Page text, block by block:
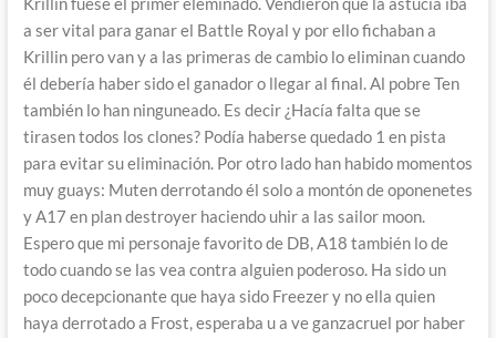
a ser vital para ganar el Battle Royal y por ello fichaban a
Krillin pero van y a las primeras de cambio lo eliminan cuando
él debería haber sido el ganador o llegar al final. Al pobre Ten
también lo han ninguneado. Es decir ¿Hacía falta que se
tirasen todos los clones? Podía haberse quedado 1 en pista
para evitar su eliminación. Por otro lado han habido momentos
muy guays: Muten derrotando él solo a montón de oponenetes
y A17 en plan destroyer haciendo uhir a las sailor moon.
Espero que mi personaje favorito de DB, A18 también lo de
todo cuando se las vea contra alguien poderoso. Ha sido un
poco decepcionante que haya sido Freezer y no ella quien
haya derrotado a Frost, esperaba u a ve ganzacruel por haber